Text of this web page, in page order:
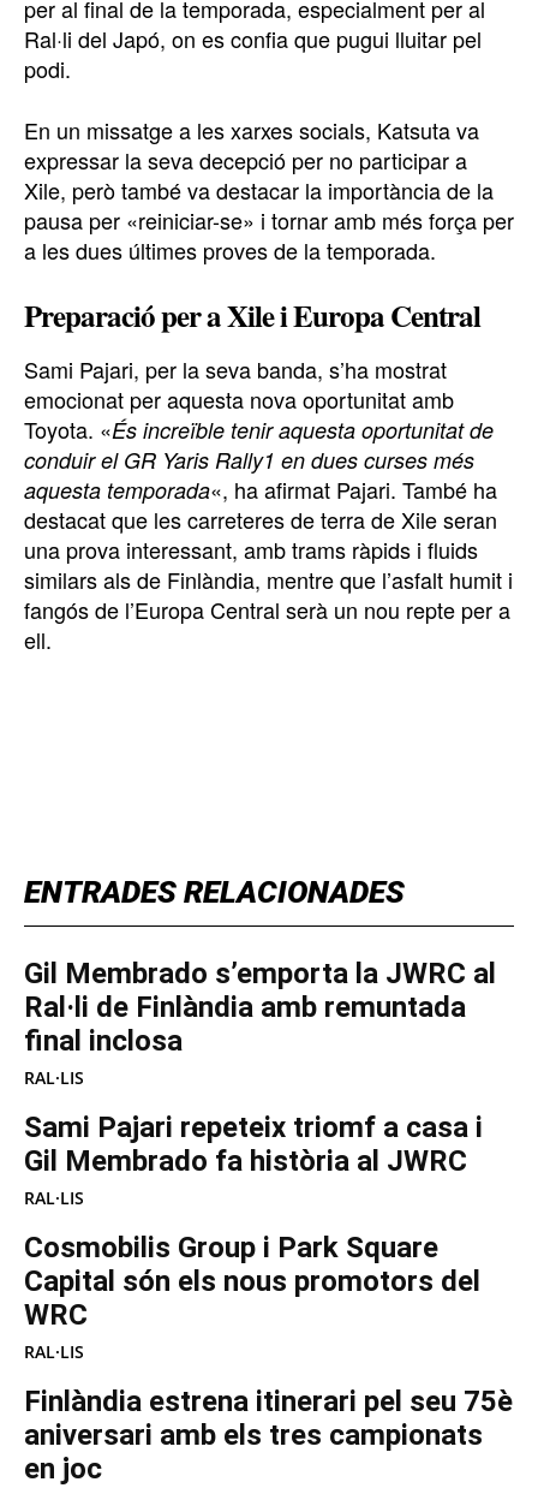
ENTRADES RELACIONADES
Gil Membrado s’emporta la JWRC al
Ral·li de Finlàndia amb remuntada
final inclosa
RAL·LIS
Sami Pajari repeteix triomf a casa i
Gil Membrado fa història al JWRC
RAL·LIS
Cosmobilis Group i Park Square
Capital són els nous promotors del
WRC
RAL·LIS
Finlàndia estrena itinerari pel seu 75è
aniversari amb els tres campionats
en joc
per al final de la temporada, especialment per al
Ral·li del Japó, on es confia que pugui lluitar pel
podi.
En un missatge a les xarxes socials, Katsuta va
expressar la seva decepció per no participar a
Xile, però també va destacar la importància de la
pausa per «reiniciar-se» i tornar amb més força per
a les dues últimes proves de la temporada.
Preparació per a Xile i Europa Central
Sami Pajari, per la seva banda, s’ha mostrat
emocionat per aquesta nova oportunitat amb
Toyota. «És increïble tenir aquesta oportunitat de
conduir el GR Yaris Rally1 en dues curses més
aquesta temporada«, ha afirmat Pajari. També ha
destacat que les carreteres de terra de Xile seran
una prova interessant, amb trams ràpids i fluids
similars als de Finlàndia, mentre que l’asfalt humit i
fangós de l’Europa Central serà un nou repte per a
ell.